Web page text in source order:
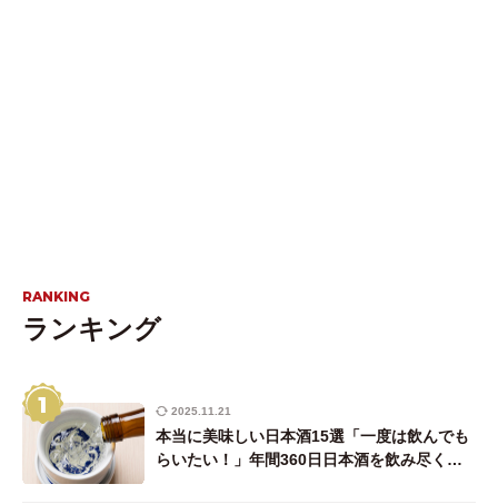
RANKING
ランキング
2025.11.21
1
本当に美味しい日本酒15選「一度は飲んでも
らいたい！」年間360日日本酒を飲み尽くす